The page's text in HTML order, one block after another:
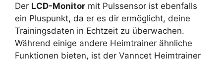
Der LCD-Monitor mit Pulssensor ist ebenfalls
ein Pluspunkt, da er es dir ermöglicht, deine
Trainingsdaten in Echtzeit zu überwachen.
Während einige andere Heimtrainer ähnliche
Funktionen bieten, ist der Vanncet Heimtrainer